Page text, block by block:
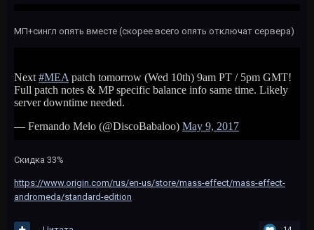
МП+сингл опять вместе (скорее всего опять отключат сервера)
Скидка 33%
https://www.origin.com/rus/en-us/store/mass-effect/mass-effect-
andromeda/standard-edition